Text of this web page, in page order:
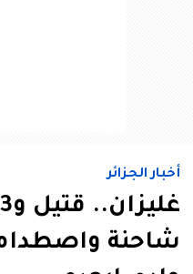
أخبار الجزائر
شاحنة